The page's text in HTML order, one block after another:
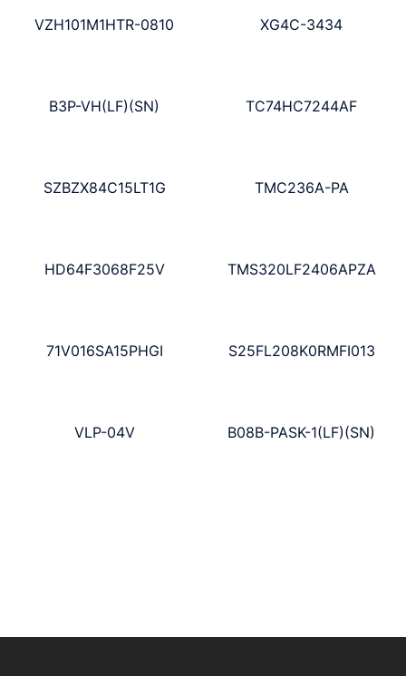
VZH101M1HTR-0810 XG4C-3434
B3P-VH(LF)(SN) TC74HC7244AF
SZBZX84C15LT1G TMC236A-PA
HD64F3068F25V TMS320LF2406APZA
71V016SA15PHGI S25FL208K0RMFI013
VLP-04V B08B-PASK-1(LF)(SN)